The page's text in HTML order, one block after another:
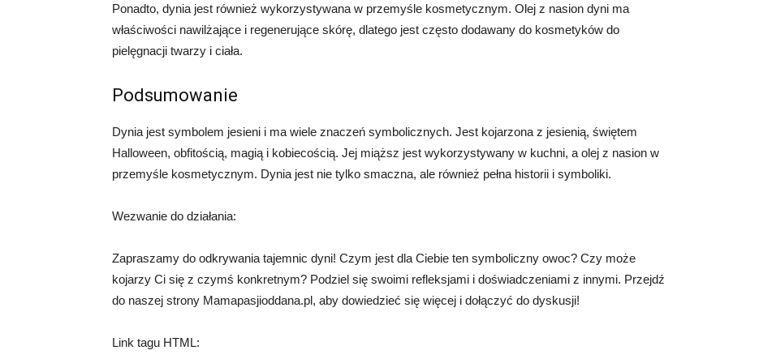
Ponadto, dynia jest również wykorzystywana w przemyśle kosmetycznym. Olej z nasion dyni ma
właściwości nawilżające i regenerujące skórę, dlatego jest często dodawany do kosmetyków do
pielęgnacji twarzy i ciała.
Podsumowanie
Dynia jest symbolem jesieni i ma wiele znaczeń symbolicznych. Jest kojarzona z jesienią, świętem
Halloween, obfitością, magią i kobiecością. Jej miąższ jest wykorzystywany w kuchni, a olej z nasion w
przemyśle kosmetycznym. Dynia jest nie tylko smaczna, ale również pełna historii i symboliki.
Wezwanie do działania:
Zapraszamy do odkrywania tajemnic dyni! Czym jest dla Ciebie ten symboliczny owoc? Czy może
kojarzy Ci się z czymś konkretnym? Podziel się swoimi refleksjami i doświadczeniami z innymi. Przejdź
do naszej strony Mamapasjioddana.pl, aby dowiedzieć się więcej i dołączyć do dyskusji!
Link tagu HTML: